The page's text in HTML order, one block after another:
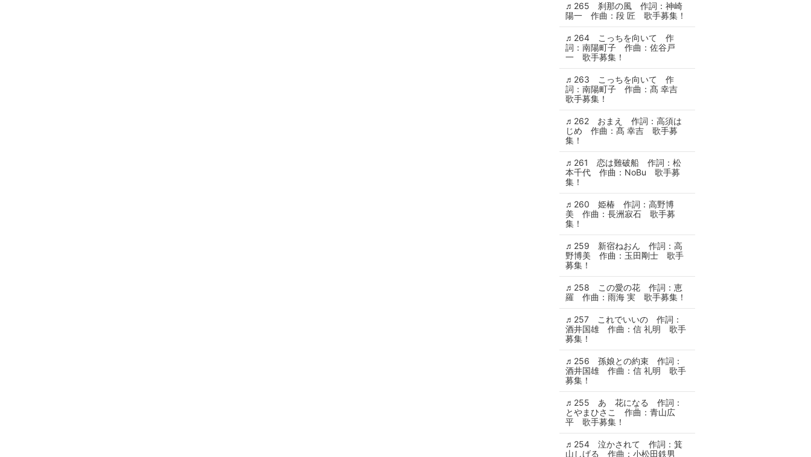
♬265 刹那の風 作詞：神崎
陽一 作曲：段 匠 歌手募集！
♬264 こっちを向いて 作
詞：南陽町子 作曲：佐谷戸
一 歌手募集！
♬263 こっちを向いて 作
詞：南陽町子 作曲：髙 幸吉
歌手募集！
♬262 おまえ 作詞：高須は
じめ 作曲：髙 幸吉 歌手募
集！
♬261 恋は難破船 作詞：松
本千代 作曲：NoBu 歌手募
集！
♬260 姫椿 作詞：高野博
美 作曲：長洲寂石 歌手募
集！
♬259 新宿ねおん 作詞：高
野博美 作曲：玉田剛士 歌手
募集！
♬258 この愛の花 作詞：恵
羅 作曲：雨海 実 歌手募集！
♬257 これでいいの 作詞：
酒井国雄 作曲：信 礼明 歌手
募集！
♬256 孫娘との約束 作詞：
酒井国雄 作曲：信 礼明 歌手
募集！
♬255 あゝ花になる 作詞：
とやまひさこ 作曲：青山広
平 歌手募集！
♬254 泣かされて 作詞：箕
山しげる 作曲：小松田鉄男